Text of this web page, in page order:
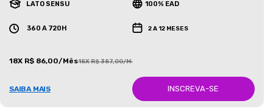
LATO SENSU 100% EAD
360 A 720H 2 A 12 MESES
18X R$ 86,00/Mês18X R$ 387,00/Mês
SAIBA MAIS INSCREVA-SE